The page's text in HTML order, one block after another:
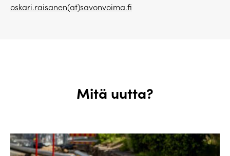
oskari.raisanen(at)savonvoima.fi
Mitä uutta?